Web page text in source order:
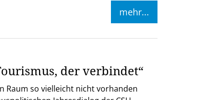
mehr...
der verbindet“
Raum so vielleicht nicht vorhanden